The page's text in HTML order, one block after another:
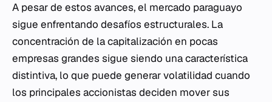
A pesar de estos avances, el mercado paraguayo
sigue enfrentando desafíos estructurales. La
concentración de la capitalización en pocas
empresas grandes sigue siendo una característica
distintiva, lo que puede generar volatilidad cuando
los principales accionistas deciden mover sus